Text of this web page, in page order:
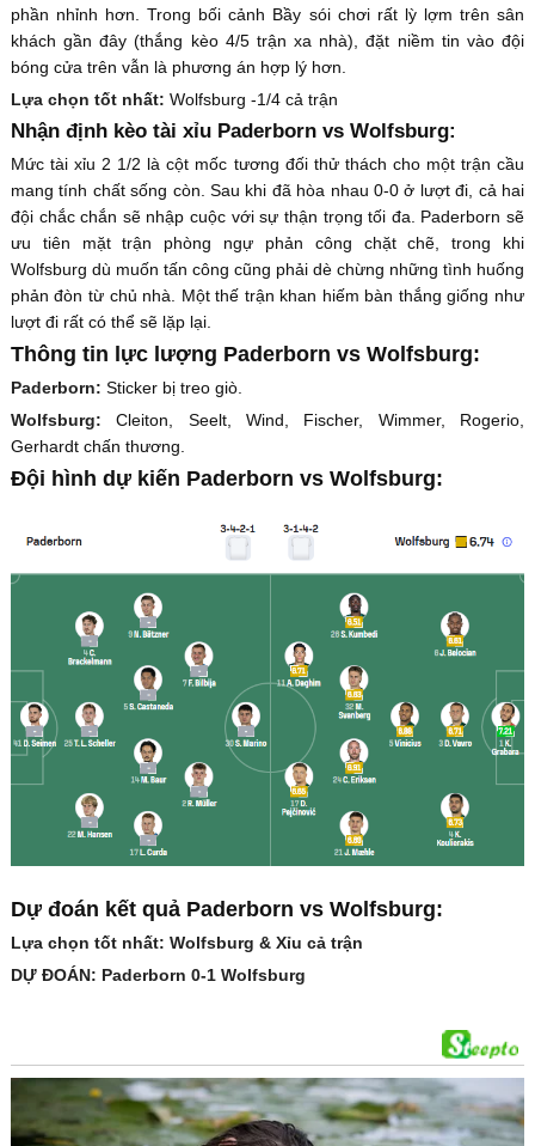
phần nhỉnh hơn. Trong bối cảnh Bầy sói chơi rất lỳ lợm trên sân
khách gần đây (thắng kèo 4/5 trận xa nhà), đặt niềm tin vào đội
bóng cửa trên vẫn là phương án hợp lý hơn.
Lựa chọn tốt nhất: Wolfsburg -1/4 cả trận
Nhận định kèo tài xỉu Paderborn vs Wolfsburg:
Mức tài xỉu 2 1/2 là cột mốc tương đối thử thách cho một trận cầu
mang tính chất sống còn. Sau khi đã hòa nhau 0-0 ở lượt đi, cả hai
đội chắc chắn sẽ nhập cuộc với sự thận trọng tối đa. Paderborn sẽ
ưu tiên mặt trận phòng ngự phản công chặt chẽ, trong khi
Wolfsburg dù muốn tấn công cũng phải dè chừng những tình huống
phản đòn từ chủ nhà. Một thế trận khan hiếm bàn thắng giống như
lượt đi rất có thể sẽ lặp lại.
Thông tin lực lượng Paderborn vs Wolfsburg:
Paderborn: Sticker bị treo giò.
Wolfsburg:Cleiton, Seelt, Wind, Fischer, Wimmer, Rogerio,
Gerhardt chấn thương.
Đội hình dự kiến Paderborn vs Wolfsburg:
Dự đoán kết quả Paderborn vs Wolfsburg:
Lựa chọn tốt nhất: Wolfsburg & Xỉu cả trận
DỰ ĐOÁN: Paderborn 0-1 Wolfsburg